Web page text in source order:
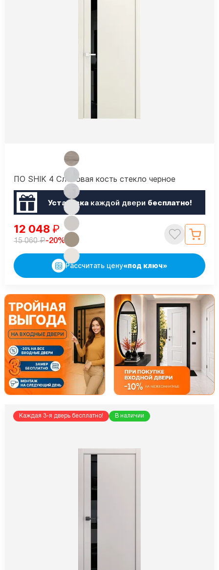
ПО SHIK 4 Слоновая кость стекло черное
Установкакаждой двери бесплатно!
12 048 ₽
15 060₽-20%
Рассчитать цену«под ключ»
Каждая 3-я дверь бесплатно! В наличии